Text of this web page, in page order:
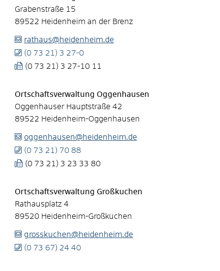
Grabenstraße 15
89522 Heidenheim an der Brenz
rathaus@heidenheim.de
(0 73 21) 3 27-0
(0 73 21) 3 27-10 11
Ortschaftsverwaltung Oggenhausen
Oggenhauser Hauptstraße 42
89522 Heidenheim-Oggenhausen
oggenhausen@heidenheim.de
(0 73 21) 70 88
(0 73 21) 3 23 33 80
Ortschaftsverwaltung Großkuchen
Rathausplatz 4
89520 Heidenheim-Großkuchen
grosskuchen@heidenheim.de
(0 73 67) 24 40